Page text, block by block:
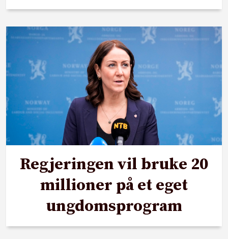
Regjeringen vil bruke 20
millioner på et eget
ungdomsprogram